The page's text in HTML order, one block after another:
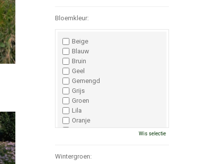
Bloemkleur:
Beige
Blauw
Bruin
Geel
Gemengd
Grijs
Groen
Lila
Oranje
Paars
Wit
Wis selectie
Wintergroen: